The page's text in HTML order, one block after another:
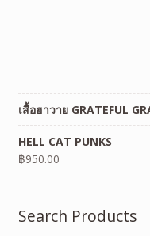
เสื้อฮาวาย GRATEFUL
HELL CAT PUNKS
฿950.00
Search Products